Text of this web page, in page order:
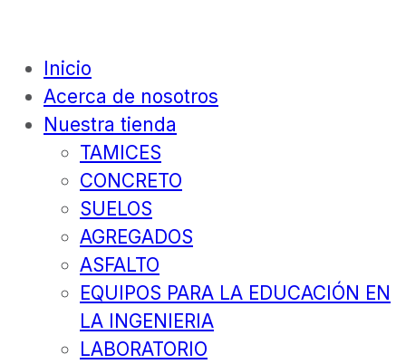
Inicio
Acerca de nosotros
Nuestra tienda
TAMICES
CONCRETO
SUELOS
AGREGADOS
ASFALTO
EQUIPOS PARA LA EDUCACIÓN EN
LA INGENIERIA
LABORATORIO